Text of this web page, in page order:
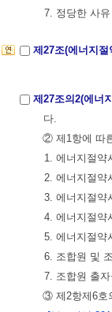
7. 정당한 사
제27조(에너지
제27조의2(에너
다.
② 제1항에 따
1. 에너지절약
2. 에너지절약
3. 에너지절약
4. 에너지절약
5. 에너지절약
6. 조합원 및
7. 조합원 출
③ 제2항제6호